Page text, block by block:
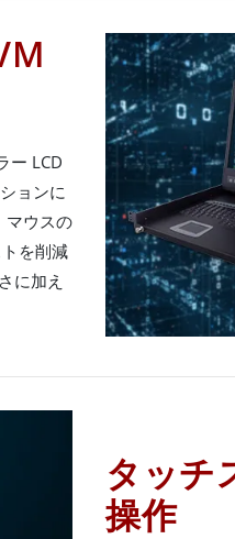
ー LCD
ョンに
マウスの
を削減
に加え
タッチ
操作